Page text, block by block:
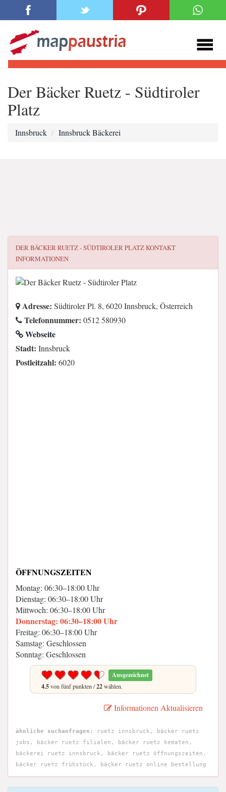
Der Bäcker Ruetz - Südtiroler
Platz
Innsbruck Innsbruck Bäckerei
DER BÄCKER RUETZ - SÜDTIROLER PLATZKONTAKT
INFORMATIONEN
Adresse: Südtiroler Pl. 8, 6020 Innsbruck, Österreich
Telefonnummer: 0512 580930
Webseite
Stadt: Innsbruck
Postleitzahl: 6020
ÖFFNUNGSZEITEN
Montag: 06:30–18:00 Uhr
Dienstag: 06:30–18:00 Uhr
Mittwoch: 06:30–18:00 Uhr
Donnerstag: 06:30–18:00 Uhr
Freitag: 06:30–18:00 Uhr
Samstag: Geschlossen
Sonntag: Geschlossen
Ausgezeichnet
4.5von fünf punkten /22wählen.
Informationen Aktualisieren
ähnliche suchanfragen:
ruetz innsbruck, bäcker ruetz
jobs, bäcker ruetz filialen, bäcker ruetz kematen,
bäckerei ruetz innsbruck, bäcker ruetz öffnungszeiten,
bäcker ruetz frühstück, bäcker ruetz online bestellung